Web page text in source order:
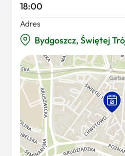
18:00
Adres
Bydgoszcz, Świętej